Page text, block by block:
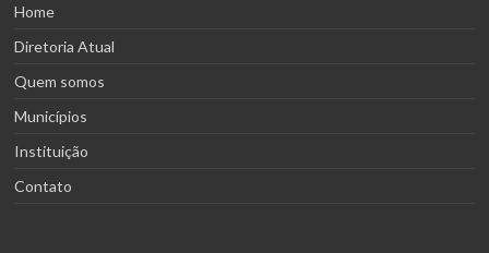
Home
Diretoria Atual
Quem somos
Municípios
Instituição
Contato